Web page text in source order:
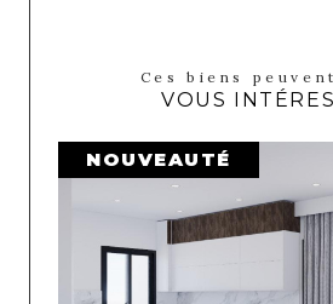
Ces biens
VOUS
NOUVEAUTÉ